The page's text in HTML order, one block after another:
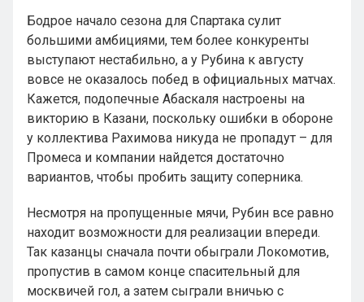
Бодрое начало сезона для Спартака сулит
большими амбициями, тем более конкуренты
выступают нестабильно, а у Рубина к августу
вовсе не оказалось побед в официальных матчах.
Кажется, подопечные Абаскаля настроены на
викторию в Казани, поскольку ошибки в обороне
у коллектива Рахимова никуда не пропадут – для
Промеса и компании найдется достаточно
вариантов, чтобы пробить защиту соперника.
Несмотря на пропущенные мячи, Рубин все равно
находит возможности для реализации впереди.
Так казанцы сначала почти обыграли Локомотив,
пропустив в самом конце спасительный для
москвичей гол, а затем сыграли вничью с